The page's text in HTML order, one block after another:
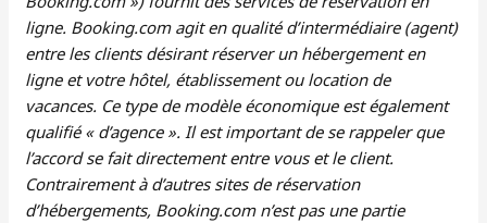
ligne. Booking.com agit en qualité d’intermédiaire (agent)
entre les clients désirant réserver un hébergement en
ligne et votre hôtel, établissement ou location de
vacances. Ce type de modèle économique est également
qualifié « d’agence ». Il est important de se rappeler que
l’accord se fait directement entre vous et le client.
Contrairement à d’autres sites de réservation
d’hébergements, Booking.com n’est pas une partie